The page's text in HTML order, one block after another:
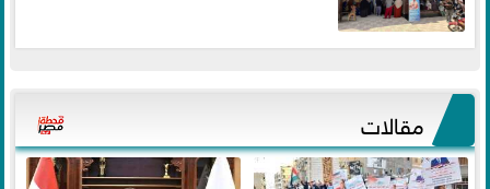
مقالات